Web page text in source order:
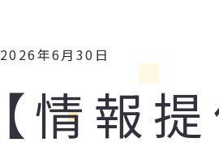
2026年6月30日
【情報